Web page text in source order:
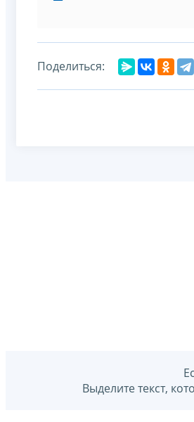
Поделиться:
Выделите текст,